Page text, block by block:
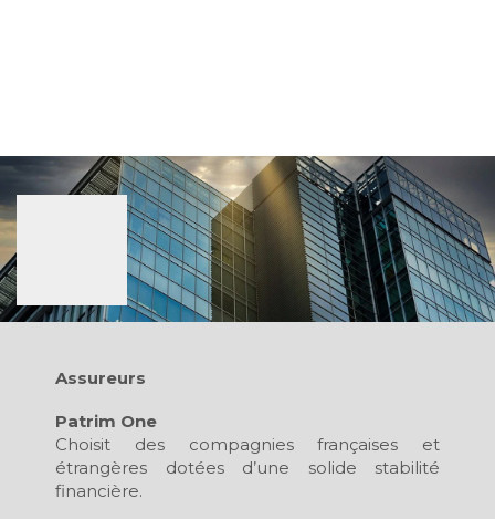
Assureurs
Patrim One
Choisit des compagnies françaises et
étrangères dotées d’une solide stabilité
financière.